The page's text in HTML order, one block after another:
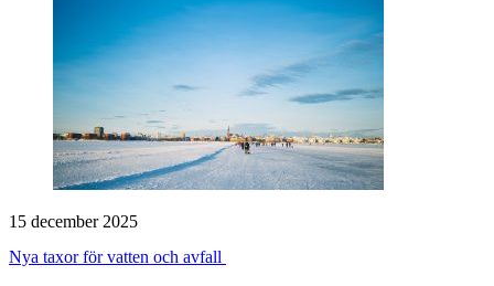
15 december 2025
Nya taxor för vatten och avfall